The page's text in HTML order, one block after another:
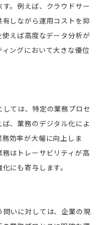
。例えば、クラウドサー
しながら運用コストを抑
えば高度なデータ分析が
ングにおいて大きな優位
ては、特定の業務プロセ
、業務のデジタル化によ
効率が大幅に向上しま
はトレーサビリティが高
にも寄与します。
いに対しては、企業の現